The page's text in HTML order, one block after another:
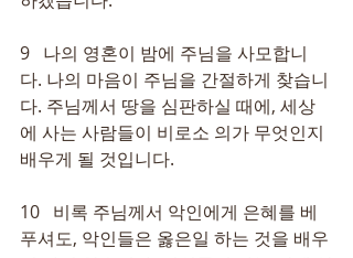
9   나의 영혼이 밤에 주님을 사모합니
다. 나의 마음이 주님을 간절하게 찾습니
다. 주님께서 땅을 심판하실 때에, 세상
에 사는 사람들이 비로소 의가 무엇인지
배우게 될 것입니다.
10   비록 주님께서 악인에게 은혜를 베
푸셔도, 악인들은 옳은일 하는 것을 배우